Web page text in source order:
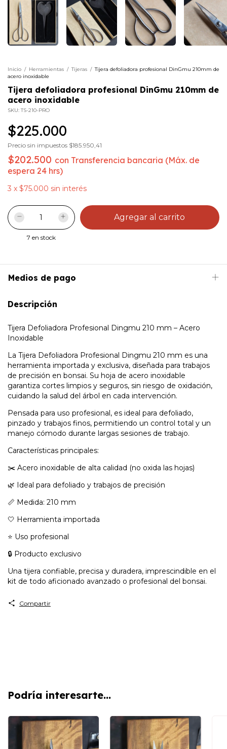
Inicio / Herramientas / Tijeras / Tijera defoliadora profesional DinGmu 210mm de
acero inoxidable
Tijera defoliadora profesional DinGmu 210mm de
acero inoxidable
SKU:TS-210-PRO
$225.000
Precio sin impuestos $185.950,41
$202.500 con Transferencia bancaria (Máx. de
espera 24 hrs)
3 x $75.000 sin interés
7 en stock
Medios de pago
Descripción
Tijera Defoliadora Profesional Dingmu 210 mm – Acero
Inoxidable
La Tijera Defoliadora Profesional Dingmu 210 mm es una
herramienta importada y exclusiva, diseñada para trabajos
de precisión en bonsai. Su hoja de acero inoxidable
garantiza cortes limpios y seguros, sin riesgo de oxidación,
cuidando la salud del árbol en cada intervención.
Pensada para uso profesional, es ideal para defoliado,
pinzado y trabajos finos, permitiendo un control total y un
manejo cómodo durante largas sesiones de trabajo.
Características principales:
✂️ Acero inoxidable de alta calidad (no oxida las hojas)
🌿 Ideal para defoliado y trabajos de precisión
📏 Medida: 210 mm
🤍 Herramienta importada
⭐ Uso profesional
🔒 Producto exclusivo
Una tijera confiable, precisa y duradera, imprescindible en el
kit de todo aficionado avanzado o profesional del bonsai.
Compartir
Podría interesarte...